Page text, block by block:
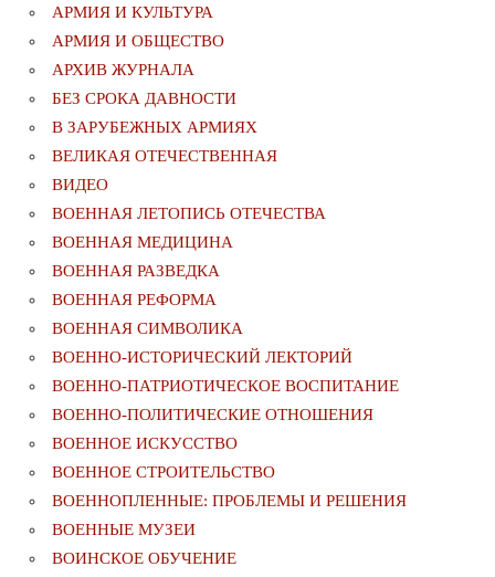
АРМИЯ И КУЛЬТУРА
АРМИЯ И ОБЩЕСТВО
АРХИВ ЖУРНАЛА
БЕЗ СРОКА ДАВНОСТИ
В ЗАРУБЕЖНЫХ АРМИЯХ
ВЕЛИКАЯ ОТЕЧЕСТВЕННАЯ
ВИДЕО
ВОЕННАЯ ЛЕТОПИСЬ ОТЕЧЕСТВА
ВОЕННАЯ МЕДИЦИНА
ВОЕННАЯ РАЗВЕДКА
ВОЕННАЯ РЕФОРМА
ВОЕННАЯ СИМВОЛИКА
ВОЕННО-ИСТОРИЧЕСКИЙ ЛЕКТОРИЙ
ВОЕННО-ПАТРИОТИЧЕСКОЕ ВОСПИТАНИЕ
ВОЕННО-ПОЛИТИЧЕСКИE ОТНОШЕНИЯ
ВОЕННОЕ ИСКУССТВО
ВОЕННОЕ СТРОИТЕЛЬСТВО
ВОЕННОПЛЕННЫЕ: ПРОБЛЕМЫ И РЕШЕНИЯ
ВОЕННЫЕ МУЗЕИ
ВОИНСКОЕ ОБУЧЕНИЕ